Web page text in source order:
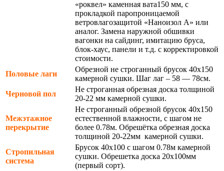
«роквел» каменная вата150 мм, с
прокладкой паропроницаемой
ветровлагозащитой «Наноизол А» или
аналог. Замена наружной обшивки
вагонки на сайдинг, имитацию бруса,
блок-хаус, панели и т.д. с корректировкой
стоимости.
Половые лаги
Обрезной не строганный брусок 40х150
камерной сушки. Шаг лаг – 58 — 78см.
Черновой пол
Не строганная обрезная доска толщиной
20-22 мм камерной сушки.
Межэтажное
перекрытие
Не строганный обрезной брусок 40х150
естественной влажности, с шагом не
более 0.78м. Обрешётка обрезная доска
толщиной 20-22мм камерной сушки.
Стропильная
система
Брусок 40х100 с шагом 0.78м камерной
сушки. Обрешетка доска 20х100мм
(первый сорт).